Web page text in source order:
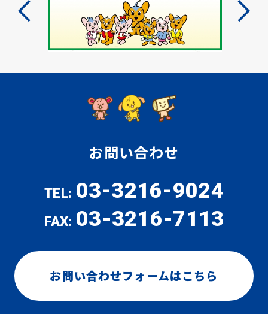
お問い合わせ
TEL: 03-3216-9024
FAX: 03-3216-7113
お問い合わせフォームはこちら